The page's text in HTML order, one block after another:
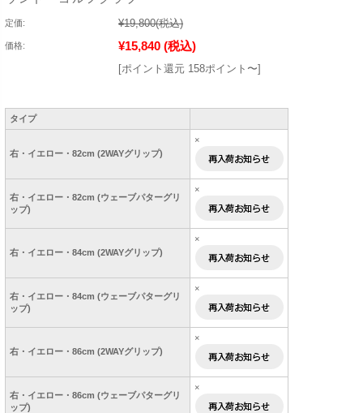
定価: ¥19,800(税込)
価格: ¥15,840 (税込)
[ポイント還元 158ポイント〜]
タイプ
右・イエロー・82cm (2WAYグリップ)
×
右・イエロー・82cm (ウェーブパターグリ
ップ)
×
右・イエロー・84cm (2WAYグリップ)
×
右・イエロー・84cm (ウェーブパターグリ
ップ)
×
右・イエロー・86cm (2WAYグリップ)
×
右・イエロー・86cm (ウェーブパターグリ
ップ)
×